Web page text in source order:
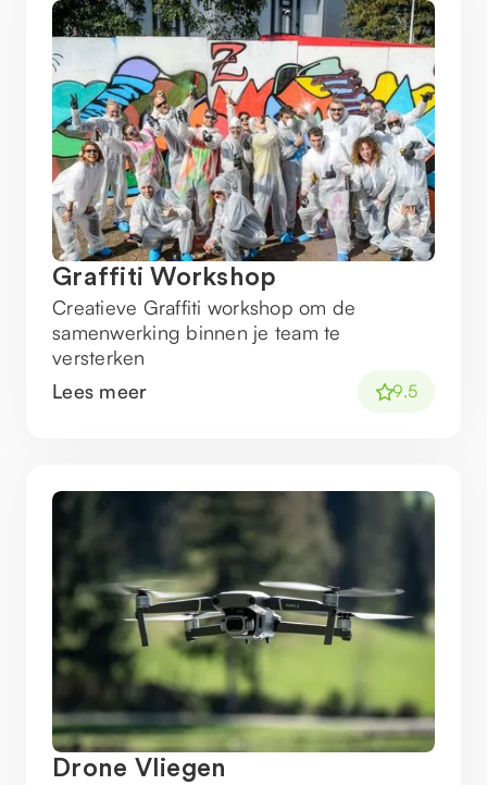
Graffiti Workshop
Creatieve Graffiti workshop om de
samenwerking binnen je team te
versterken
Lees meer
9.5
Drone Vliegen